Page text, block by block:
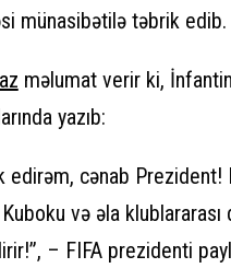
münasibətilə təbrik edib.
az məlumat verir ki,
yazıb:
edirəm, cənab Prezident!
və əla
– FIFA prezidenti